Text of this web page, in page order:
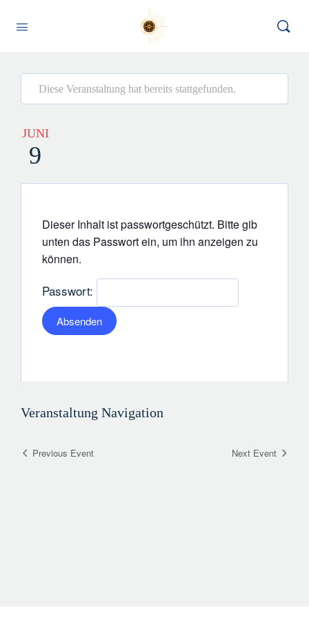
Diese Veranstaltung hat bereits stattgefunden.
JUNI
9
Dieser Inhalt ist passwortgeschützt. Bitte gib
unten das Passwort ein, um ihn anzeigen zu
können.
Passwort:
Veranstaltung Navigation
Previous Event Next Event